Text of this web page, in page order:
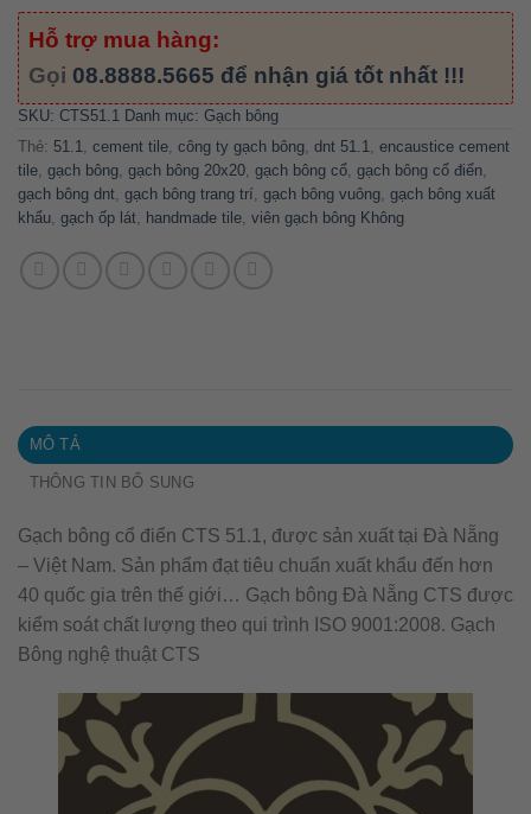
Hỗ trợ mua hàng:
Gọi 08.8888.5665 để nhận giá tốt nhất !!!
SKU: CTS51.1 Danh mục: Gạch bông
Thẻ: 51.1 cement tile công ty gạch bông dnt 51.1
encaustice cement
tile gạch bông gạch bông 20x20 gạch bông cổ gạch bông cổ điển
gạch bông dnt gạch bông trang trí gạch bông vuông gạch bông xuất
khẩu gạch ốp lát handmade tile viên gạch bông Không
MÔ TẢ
THÔNG TIN BỔ SUNG
Gạch bông cổ điển CTS 51.1, được sản xuất tại Đà Nẵng
– Việt Nam. Sản phẩm đạt tiêu chuẩn xuất khẩu đến hơn
40 quốc gia trên thế giới… Gạch bông Đà Nẵng CTS được
kiểm soát chất lượng theo qui trình ISO 9001:2008. Gạch
Bông nghệ thuật CTS